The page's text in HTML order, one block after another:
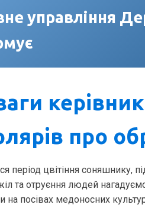
управління
про
період цвітіння соняшнику,
та отруєння людей
на посівах медоносних